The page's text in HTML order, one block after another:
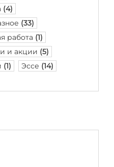
(4)
(33)
работа (1)
и акции (5)
(1) Эссе (14)